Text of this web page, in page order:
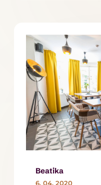
Beatika
6. 04. 2020